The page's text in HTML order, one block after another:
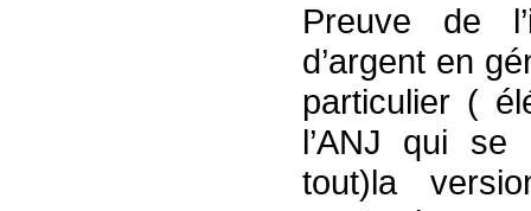
Preuve de
d’argent en
particulier (
l’ANJ qui
tout)la